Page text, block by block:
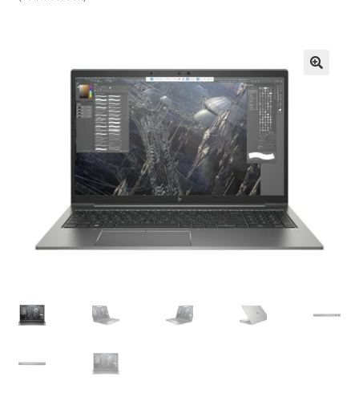
Odstúpenie
od kúpnej
Pokladňa
Sample